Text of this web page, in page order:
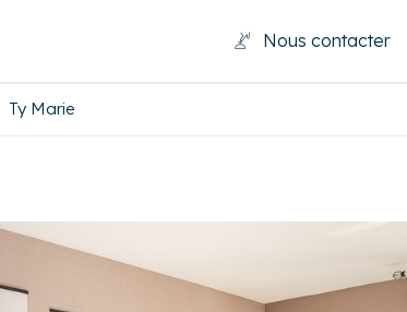
Nous contacter
Ty Marie